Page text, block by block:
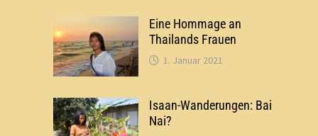
Eine Hommage an
Thailands Frauen
1. Januar 2021
Isaan-Wanderungen: Bai
Nai?